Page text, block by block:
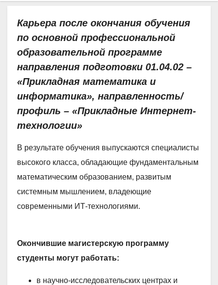
Карьера после окончания обучения
по основной профессиональной
образовательной программе
направления подготовки 01.04.02 –
«Прикладная математика и
информатика», направленность/
профиль – «Прикладные Интернет-
технологии»
В результате обучения выпускаются специалисты
высокого класса, обладающие фундаментальным
математическим образованием, развитым
системным мышлением, владеющие
современными ИТ-технологиями.
Окончившие магистерскую программу
студенты могут работать:
в научно-исследовательских центрах и